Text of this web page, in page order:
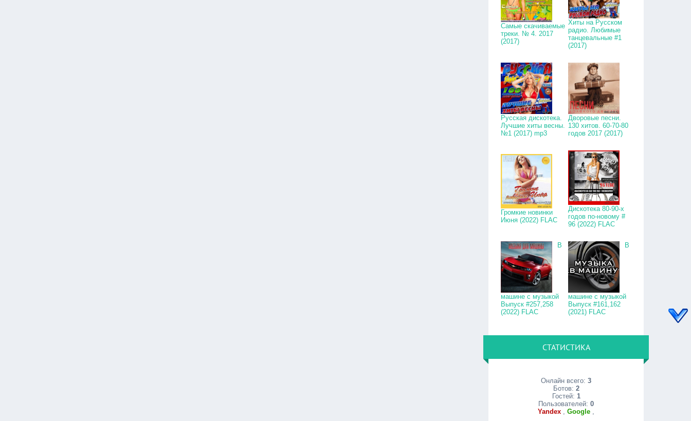
Самые скачиваемые
треки. № 4. 2017
(2017)
Хиты на Русском
радио. Любимые
танцевальные #1
(2017)
Русская дискотека.
Лучшие хиты весны.
№1 (2017) mp3
Дворовые песни.
130 хитов. 60-70-80
годов 2017 (2017)
Громкие новинки
Июня (2022) FLAC
Дискотека 80-90-х
годов по-новому #
96 (2022) FLAC
В
машине с музыкой
Выпуск #257,258
(2022) FLAC
В
машине с музыкой
Выпуск #161,162
(2021) FLAC
СТАТИСТИКА
Онлайн всего:3
Ботов: 2
Гостей: 1
Пользователей:0
Yandex ,Google ,